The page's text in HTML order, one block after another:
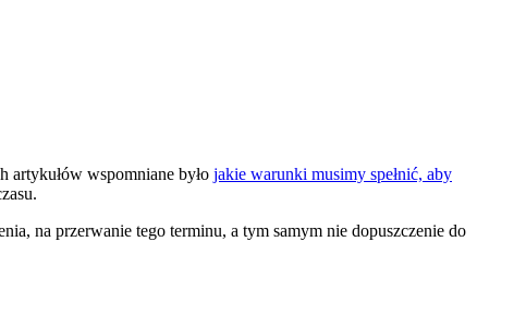
artykułów wspomniane było jakie warunki musimy spełnić, aby
na przerwanie tego terminu, a tym samym nie dopuszczenie do